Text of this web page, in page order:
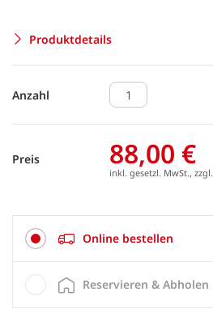
Produktdetails
Anzahl
Preis 88,00 €
inkl. gesetzl. MwSt., zzgl.
Online bestellen
Reservieren & Abholen